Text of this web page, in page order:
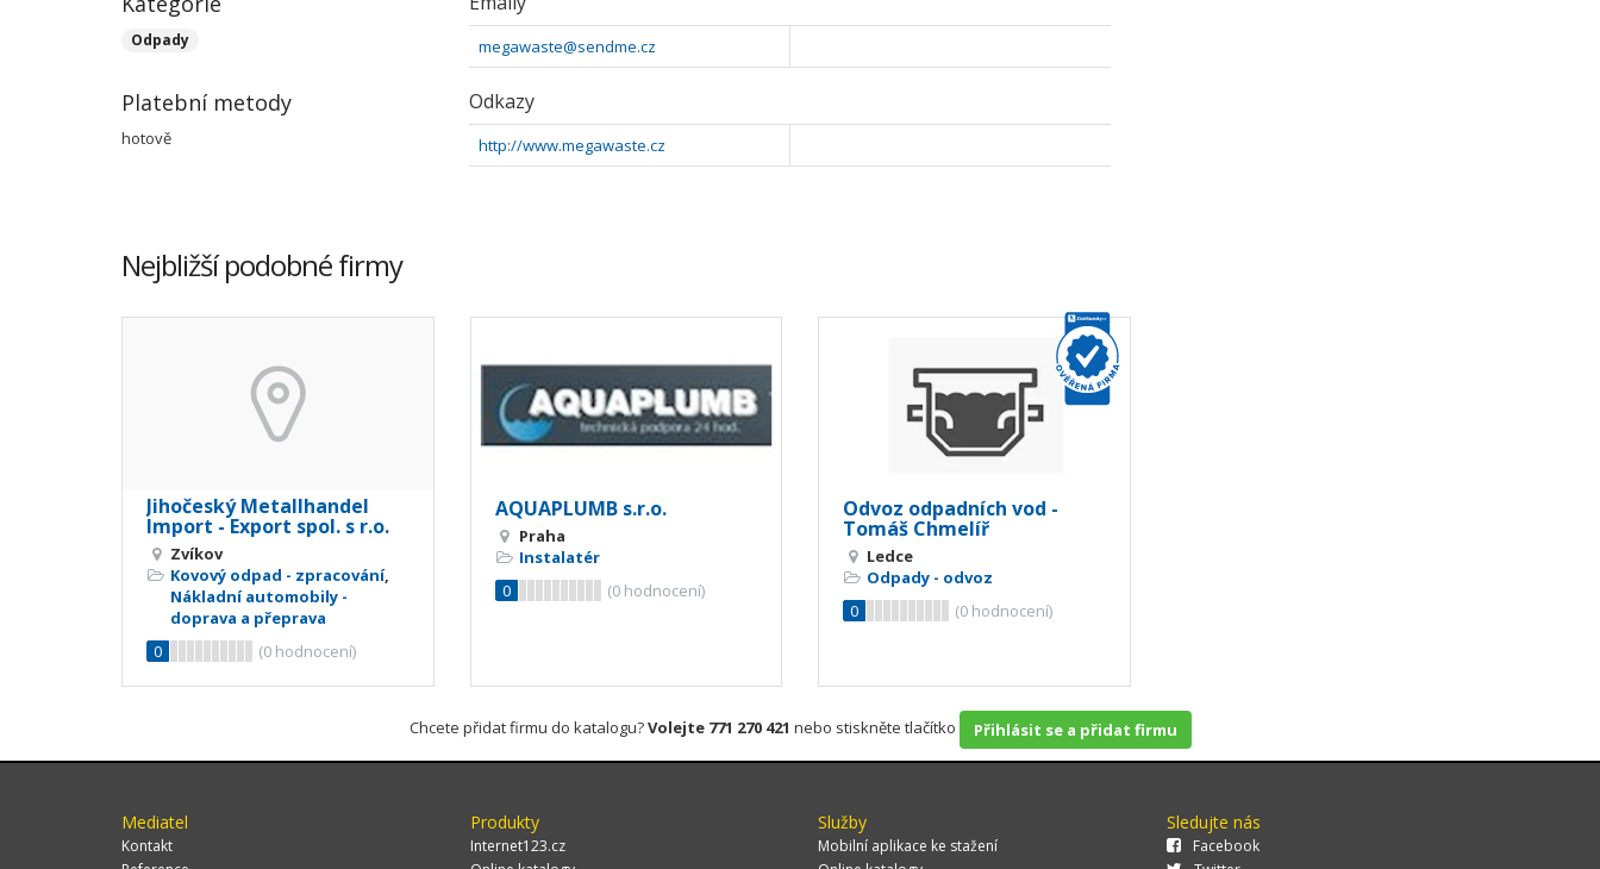
megawaste@sendme.cz
Odkazy
http://www.megawaste.cz
Odpady
Platební metody
hotově
Nejbližší podobné firmy
Jihočeský Metallhandel
Import - Export spol. s r.o.
Zvíkov
Kovový odpad - zpracování,
Nákladní automobily -
doprava a přeprava
0
(0 hodnocení)
AQUAPLUMB s.r.o.
Praha
Instalatér
0
(0hodnocení)
Odvoz odpadních vod -
Tomáš Chmelíř
Ledce
Odpady - odvoz
0
(0 hodnocení)
Chcete přidat firmu do katalogu?Volejte 771 270 421 nebo stiskněte tlačítko Přihlásit se a přidat firmu
Mediatel
Kontakt
Produkty
Internet123.cz
Služby
Mobilní aplikace ke stažení
Sledujte nás
Facebook